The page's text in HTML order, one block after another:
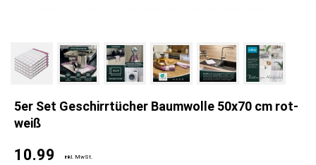
5er Set Geschirrtücher Baumwolle 50x70 cm rot-
weiß
10.99 inkl. MwSt.